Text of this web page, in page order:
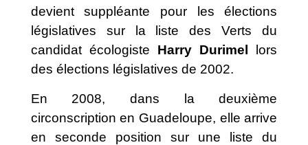
devient suppléante pour les élections
législatives sur la liste des Verts du
candidat écologiste Harry Durimel lors
des élections législatives de 2002.
En 2008, dans la deuxième
circonscription en Guadeloupe, elle arrive
en seconde position sur une liste du